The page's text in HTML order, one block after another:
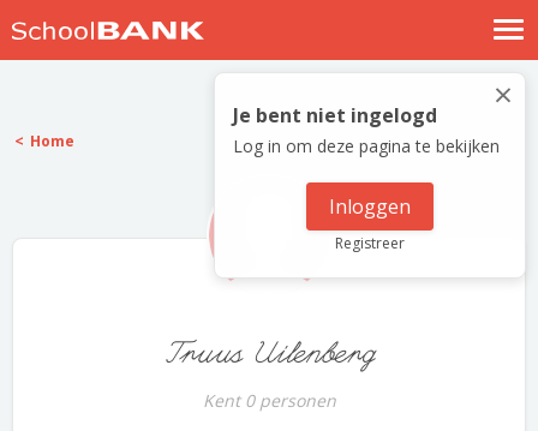
Nostalgische verhalen
Log in
Meld je gratis aan
×
Je bent niet ingelogd
Log in om deze pagina te bekijken
Inloggen
Registreer
Home
Truus Uilenberg
Kent 0 personen